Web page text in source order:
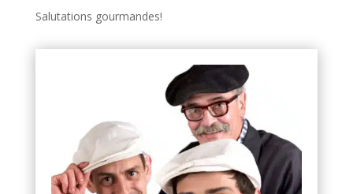
Salutations gourmandes!